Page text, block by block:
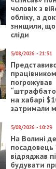
війни,
і тих,
війни. У
будь-
Україну
молоді
замість
за